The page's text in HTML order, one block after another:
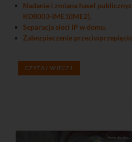
Nadanie i zmiana haseł
KD8003-IME1(IME2).
Separacja sieci IP w domu.
Zabezpieczenie
CZYTAJ WIĘCEJ